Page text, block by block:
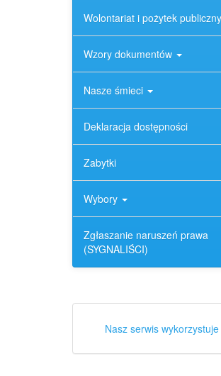
Wolontariat i pożytek publiczny
Wzory dokumentów
Nasze śmieci
Deklaracja dostępności
Zabytki
Wybory
Zgłaszanie naruszeń prawa
(SYGNALIŚCI)
Nasz serwis